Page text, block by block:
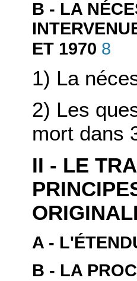
B - LA
ET 1970 8
1) La
2) Les
mort dans
II - LE
A -
B - LA